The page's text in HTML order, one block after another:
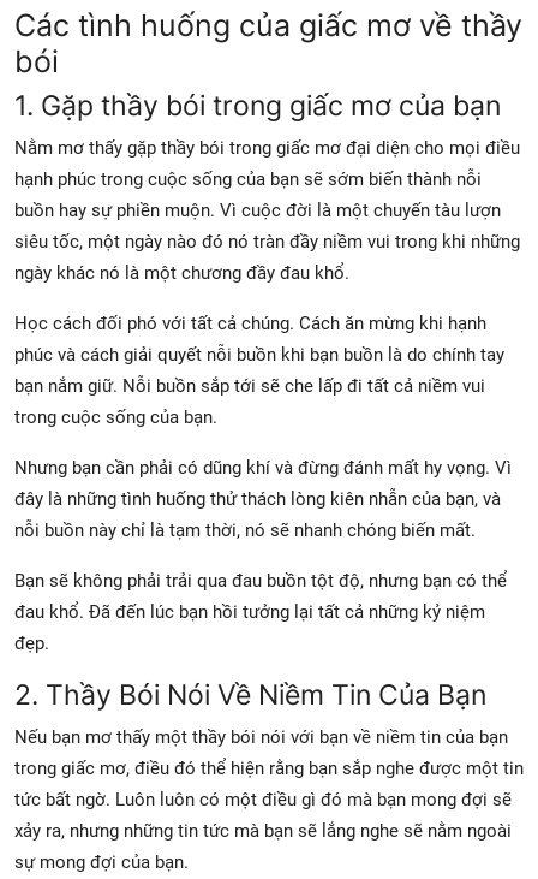
Các tình huống của giấc mơ về thầy
bói
1. Gặp thầy bói trong giấc mơ của bạn
Nằm mơ thấy gặp thầy bói trong giấc mơ đại diện cho mọi điều
hạnh phúc trong cuộc sống của bạn sẽ sớm biến thành nỗi
buồn hay sự phiền muộn. Vì cuộc đời là một chuyến tàu lượn
siêu tốc, một ngày nào đó nó tràn đầy niềm vui trong khi những
ngày khác nó là một chương đầy đau khổ.
Học cách đối phó với tất cả chúng. Cách ăn mừng khi hạnh
phúc và cách giải quyết nỗi buồn khi bạn buồn là do chính tay
bạn nắm giữ. Nỗi buồn sắp tới sẽ che lấp đi tất cả niềm vui
trong cuộc sống của bạn.
Nhưng bạn cần phải có dũng khí và đừng đánh mất hy vọng. Vì
đây là những tình huống thử thách lòng kiên nhẫn của bạn, và
nỗi buồn này chỉ là tạm thời, nó sẽ nhanh chóng biến mất.
Bạn sẽ không phải trải qua đau buồn tột độ, nhưng bạn có thể
đau khổ. Đã đến lúc bạn hồi tưởng lại tất cả những kỷ niệm
đẹp.
2. Thầy Bói Nói Về Niềm Tin Của Bạn
Nếu bạn mơ thấy một thầy bói nói với bạn về niềm tin của bạn
trong giấc mơ, điều đó thể hiện rằng bạn sắp nghe được một tin
tức bất ngờ. Luôn luôn có một điều gì đó mà bạn mong đợi sẽ
xảy ra, nhưng những tin tức mà bạn sẽ lắng nghe sẽ nằm ngoài
sự mong đợi của bạn.